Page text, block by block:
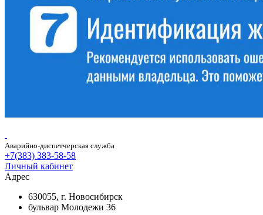
Аварийно-диспетчерская служба
+7(383) 383-58-58
Личный кабинет
Адрес
630055, г. Новосибирск
бульвар Молодежи 36